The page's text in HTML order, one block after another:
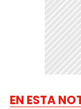
EN ESTA